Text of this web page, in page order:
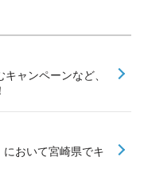
ャンペーンなど、
おいて宮崎県でキ